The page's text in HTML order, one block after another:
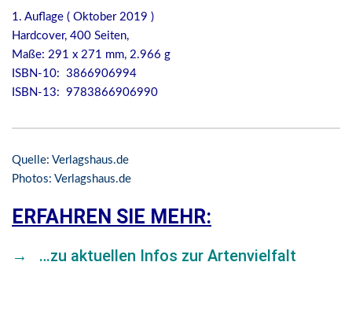
1. Auflage ( Oktober 2019 )
Hardcover, 400 Seiten,
Maße: 291 x 271 mm, 2.966 g
ISBN-10: 3866906994
ISBN-13: 9783866906990
Quelle: Verlagshaus.de
Photos: Verlagshaus.de
ERFAHREN SIE MEHR:
→ …zu aktuellen Infos zur Artenvielfalt